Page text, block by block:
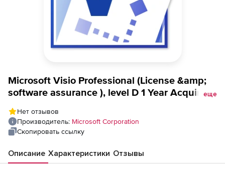
Microsoft Visio Professional (License &amp;
software assurance ), level D 1 Year Acquired
еще
Нет отзывов
Производитель: Microsoft Corporation
Скопировать ссылку
Описание Характеристики Отзывы